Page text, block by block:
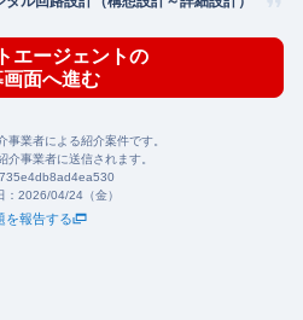
エージェントの
画面へ進む
事業者による紹介案件です。
介事業者に送信されます。
735e4db8ad4ea530
： 2026/04/24（金）
を報告する